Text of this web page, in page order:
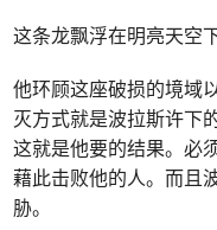
这条龙飘浮在明亮天空
他环顾这座破损的境域
灭方式就是波拉斯许下
这就是他要的结果。必
藉此击败他的人。而且
胁。